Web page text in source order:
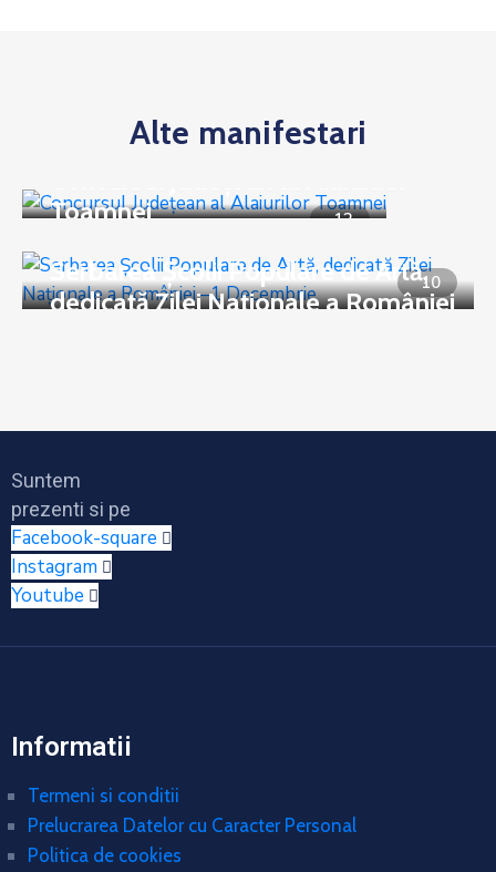
Alte manifestari
12
Evenimente
Toamnei
10
Serbarea Şcolii Populare de Artă,
dedicată Zilei Naţionale a României
Suntem
prezenti si pe
Facebook-square
Instagram
Youtube
Informatii
Termeni si conditii
Prelucrarea Datelor cu Caracter Personal
Politica de cookies